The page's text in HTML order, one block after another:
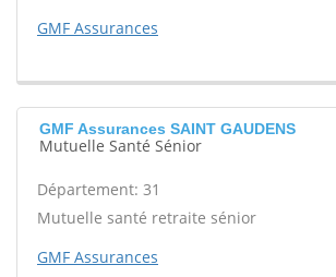
GMF Assurances
GMF Assurances SAINT GAUDENS
Mutuelle Santé Sénior
Département: 31
Mutuelle santé retraite sénior
GMF Assurances